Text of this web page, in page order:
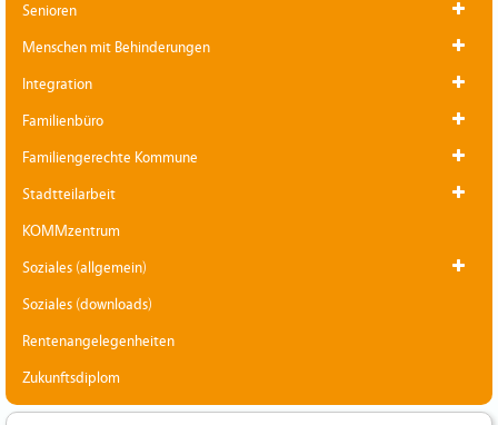
Senioren
Menschen mit Behinderungen
Integration
Familienbüro
Familiengerechte Kommune
Stadtteilarbeit
KOMMzentrum
Soziales (allgemein)
Soziales (downloads)
Rentenangelegenheiten
Zukunftsdiplom